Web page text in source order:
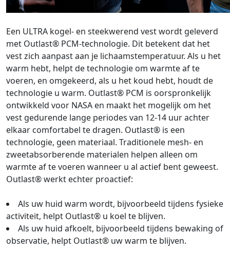
Een ULTRA kogel- en steekwerend vest wordt geleverd
met Outlast® PCM-technologie. Dit betekent dat het
vest zich aanpast aan je lichaamstemperatuur. Als u het
warm hebt, helpt de technologie om warmte af te
voeren, en omgekeerd, als u het koud hebt, houdt de
technologie u warm. Outlast® PCM is oorspronkelijk
ontwikkeld voor NASA en maakt het mogelijk om het
vest gedurende lange periodes van 12-14 uur achter
elkaar comfortabel te dragen. Outlast® is een
technologie, geen materiaal. Traditionele mesh- en
zweetabsorberende materialen helpen alleen om
warmte af te voeren wanneer u al actief bent geweest.
Outlast® werkt echter proactief:
Als uw huid warm wordt, bijvoorbeeld tijdens fysieke
activiteit, helpt Outlast® u koel te blijven.
Als uw huid afkoelt, bijvoorbeeld tijdens bewaking of
observatie, helpt Outlast® uw warm te blijven.